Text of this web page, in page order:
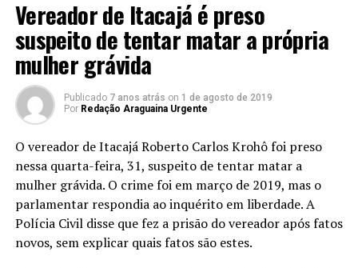
Vereador de Itacajá é preso
suspeito de tentar matar a própria
mulher grávida
Publicado 7 anos atrás on 1 de agosto de 2019
Por Redação Araguaina Urgente
O vereador de Itacajá Roberto Carlos Krohô foi preso
nessa quarta-feira, 31, suspeito de tentar matar a
mulher grávida. O crime foi em março de 2019, mas o
parlamentar respondia ao inquérito em liberdade. A
Polícia Civil disse que fez a prisão do vereador após fatos
novos, sem explicar quais fatos são estes.